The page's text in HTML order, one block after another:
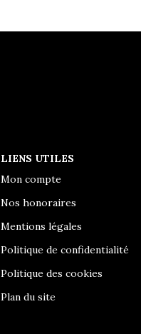
LIENS UTILES
Mon compte
Nos honoraires
Mentions légales
Politique de confidentialité
Politique des cookies
Plan du site